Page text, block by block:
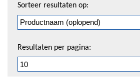
pagineren
Sorteer resultaten op:
Resultaten per pagina: